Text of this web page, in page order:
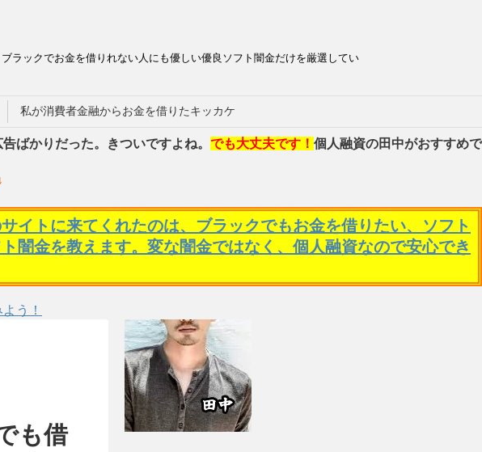
ラックでお金を借りれない人にも優しい優良ソフト闇金だけを厳選してい
私が消費者金融からお金を借りたキッカケ
ばかりだった。きついですよね。 でも大丈夫です！ 個人融資の田中がおすすめで
トに来てくれたのは、ブラックでもお金を借りたい、ソフト
闇金を教えます。変な闇金ではなく、個人融資なので安心でき
う！
も借